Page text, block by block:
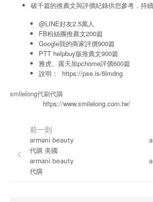
破千篇的推薦文與評價紀錄供您參考，持
@LINE好友2.5萬人
FB粉絲團推薦文200篇
Google我的商家評價900篇
PTT helpbuy版推薦文900篇
雅虎、露天加pchome評價600篇
說明： https://pse.is/6lmdng
smilelong代刷代購
https://www.smilelong.com.tw/
前一則
armani beauty
代購 美國
armani beauty
代購